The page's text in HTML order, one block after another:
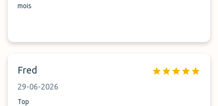
mois
Fred
29-06-2026
Top